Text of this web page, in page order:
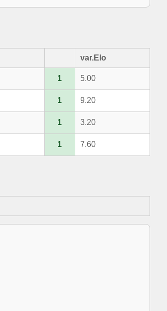
var.Elo
1 5.00
1 9.20
1 3.20
1 7.60